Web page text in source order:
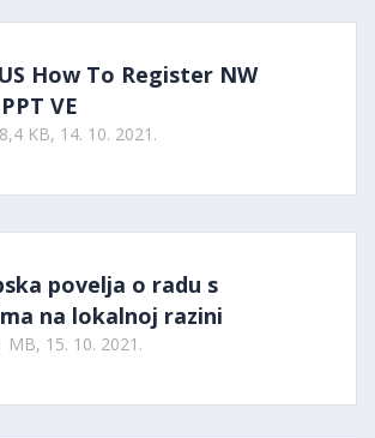
How To Register NW
VE
KB, 14. 10. 2021.
povelja o radu s
na lokalnoj razini
MB, 15. 10. 2021.